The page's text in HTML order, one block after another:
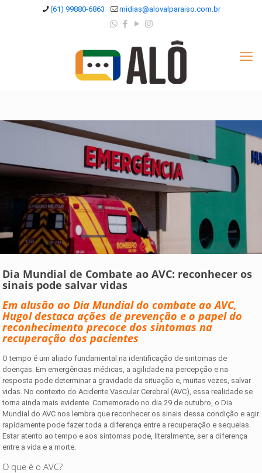
(61) 99880-6863 midias@alovalparaiso.com.br
Dia Mundial de Combate ao AVC: reconhecer os
sinais pode salvar vidas
Em alusão ao Dia Mundial do combate ao AVC,
Hugol destaca ações de prevenção e o papel do
reconhecimento precoce dos sintomas na
recuperação dos pacientes
O tempo é um aliado fundamental na identificação de sintomas de
doenças. Em emergências médicas, a agilidade na percepção e na
resposta pode determinar a gravidade da situação e, muitas vezes, salvar
vidas. No contexto do Acidente Vascular Cerebral (AVC), essa realidade se
torna ainda mais evidente. Comemorado no dia 29 de outubro, o Dia
Mundial do AVC nos lembra que reconhecer os sinais dessa condição e agir
rapidamente pode fazer toda a diferença entre a recuperação e sequelas.
Estar atento ao tempo e aos sintomas pode, literalmente, ser a diferença
entre a vida e a morte.
O que é o AVC?